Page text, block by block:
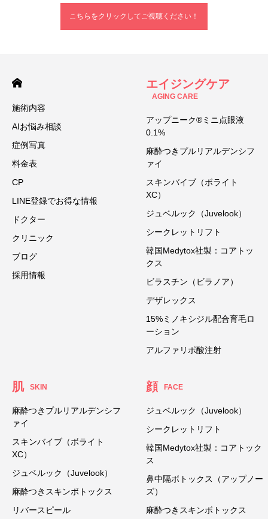
こちらをクリックしてご視聴ください！
施術内容
AIお悩み相談
症例写真
料金表
CP
LINE登録でお得な情報
ドクター
クリニック
ブログ
採用情報
エイジングケア
AGING CARE
アップニーク®ミニ点眼液
0.1%
麻酔つきプルリアルデンシフ
ァイ
スキンバイブ（ボライト
XC）
ジュベルック（Juvelook）
シークレットリフト
韓国Medytox社製：コアトッ
クス
ビラスチン（ビラノア）
デザレックス
15%ミノキシジル配合育毛ロ
ーション
アルファリポ酸注射
肌 SKIN
麻酔つきプルリアルデンシフ
ァイ
スキンバイブ（ボライト
XC）
ジュベルック（Juvelook）
麻酔つきスキンボトックス
リバースピール
顔 FACE
ジュベルック（Juvelook）
シークレットリフト
韓国Medytox社製：コアトック
ス
鼻中隔ボトックス（アップノー
ズ）
麻酔つきスキンボトックス